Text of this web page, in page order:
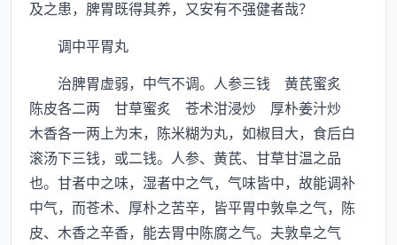
及之患，脾胃既得其养，又安有不强健者哉？
调中平胃丸
治脾胃虚弱，中气不调。人参三钱 黄芪蜜炙
陈皮各二两 甘草蜜炙 苍术泔浸炒 厚朴姜汁炒
木香各一两上为末，陈米糊为丸，如椒目大，食后白
滚汤下三钱，或二钱。人参、黄芪、甘草甘温之品
也。甘者中之味，湿者中之气，气味皆中，故能调补
中气，而苍术、厚朴之苦辛，皆平胃中敦阜之气，陈
皮、木香之辛香，能去胃中陈腐之气。夫敦阜之气